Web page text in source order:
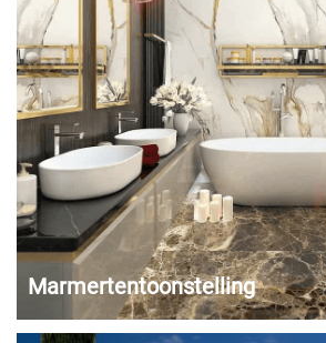
Marmertentoonstelling